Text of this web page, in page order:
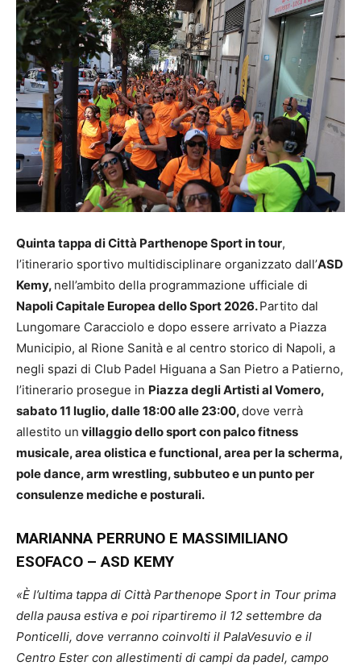
Quinta tappa di Città Parthenope Sport in tour,
l’itinerario sportivo multidisciplinare organizzato dall’ASD
Kemy, nell’ambito della programmazione ufficiale di
Napoli Capitale Europea dello Sport 2026.Partito dal
Lungomare Caracciolo e dopo essere arrivato a Piazza
Municipio, al Rione Sanità e al centro storico di Napoli, a
negli spazi di Club Padel Higuana a San Pietro a Patierno,
l’itinerario prosegue in Piazza degli Artisti al Vomero,
sabato 11 luglio, dalle 18:00 alle 23:00,dove verrà
allestito un villaggio dello sport con palco fitness
musicale, area olistica e functional, area per la scherma,
pole dance, arm wrestling, subbuteo e un punto per
consulenze mediche e posturali.
MARIANNA PERRUNO E MASSIMILIANO
ESOFACO – ASD KEMY
«È l’ultima tappa di Città Parthenope Sport in Tour prima
della pausa estiva e poi ripartiremo il 12 settembre da
Ponticelli, dove verranno coinvolti il PalaVesuvio e il
Centro Ester con allestimenti di campi da padel, campo